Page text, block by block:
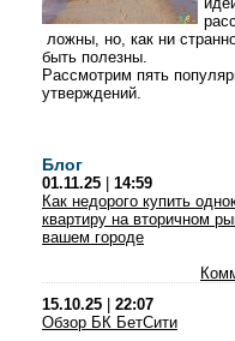
ложны, но, как ни
быть полезны.
Рассмотрим пять
утверждений.
Блог
01.11.25
14:59
Как недорого купить
квартиру на вторичном
вашем городе
15.10.25
22:07
Обзор БК БетСити